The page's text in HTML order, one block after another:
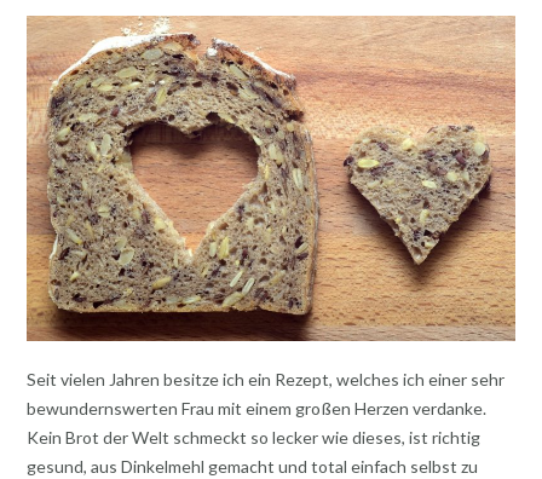
Seit vielen Jahren besitze ich ein Rezept, welches ich einer sehr
bewundernswerten Frau mit einem großen Herzen verdanke.
Kein Brot der Welt schmeckt so lecker wie dieses, ist richtig
gesund, aus Dinkelmehl gemacht und total einfach selbst zu